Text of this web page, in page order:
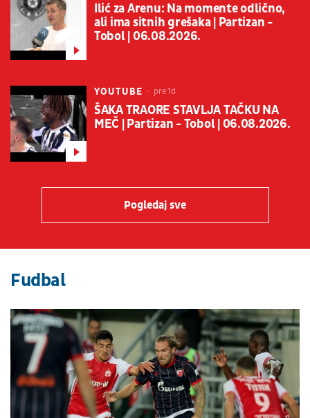
Ilić za Arenu: Na momente odlično,
ali ima sitnih grešaka | Partizan -
Tobol | 06.08.2026.
YOUTUBE pre 1d
ŠAKA TRAORE STAVLJA TAČKU NA
MEČ | Partizan - Tobol | 06.08.2026.
Pogledaj sve
Fudbal